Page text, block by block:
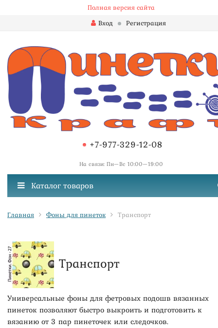
Полная версия сайта
Вход
Регистрация
+7-977-329-12-08
На связи: Пн—Вс 10:00—19:00
Каталог товаров
Главная Фоны для пинеток Транспорт
Транспорт
Универсальные фоны для фетровых подошв вязанных
пинеток позволяют быстро выкроить и подготовить к
вязанию от 3 пар пинеточек или следочков.